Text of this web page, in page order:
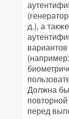
д.), а
Должна
перед